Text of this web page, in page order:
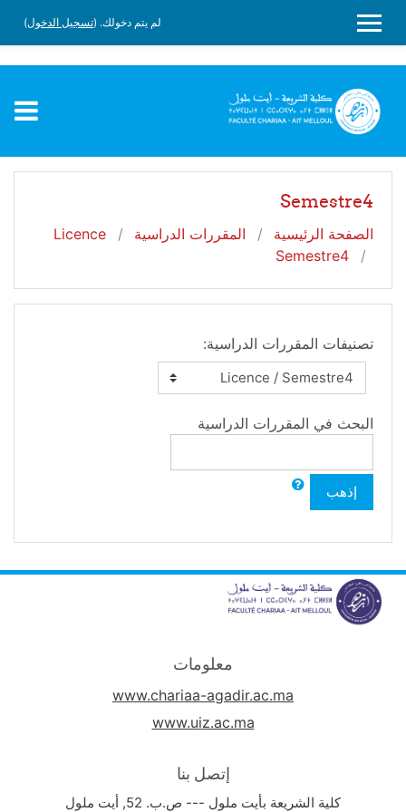
تجاوز إلى المحتوى الرئيسي
واجهة جانبية
لم يتم دخولك. (تسجيل الدخول)
Semestre4
الصفحة الرئيسية المقررات الدراسية
Licence
Semestre4
تصنيفات المقررات الدراسية:
البحث في المقررات الدراسية
إذهب
معلومات
www.chariaa-agadir.ac.ma
www.uiz.ac.ma
إتصل بنا
كلية الشريعة بأيت ملول --- ص.ب. 52, أيت ملول